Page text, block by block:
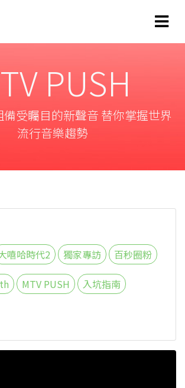
PUSH
受矚目的新聲音 替你掌握世界
流行音樂趨勢
嘻哈時代2 獨家專訪 百秒圈粉
MTV PUSH 入坑指南